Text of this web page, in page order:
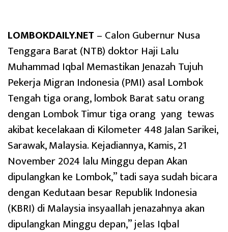
LOMBOKDAILY.NET – Calon Gubernur Nusa
Tenggara Barat (NTB) doktor Haji Lalu
Muhammad Iqbal Memastikan Jenazah Tujuh
Pekerja Migran Indonesia (PMI) asal Lombok
Tengah tiga orang, lombok Barat satu orang
dengan Lombok Timur tiga orang yang tewas
akibat kecelakaan di Kilometer 448 Jalan Sarikei,
Sarawak, Malaysia. Kejadiannya, Kamis, 21
November 2024 lalu Minggu depan Akan
dipulangkan ke Lombok,” tadi saya sudah bicara
dengan Kedutaan besar Republik Indonesia
(KBRI) di Malaysia insyaallah jenazahnya akan
dipulangkan Minggu depan,” jelas Iqbal